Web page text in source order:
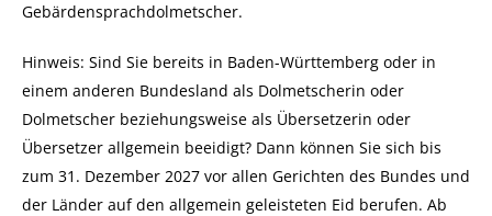
Gebärdensprachdolmetscher.
Hinweis: Sind Sie bereits in Baden-Württemberg oder in
einem anderen Bundesland als Dolmetscherin oder
Dolmetscher beziehungsweise als Übersetzerin oder
Übersetzer allgemein beeidigt? Dann können Sie sich bis
zum 31. Dezember 2027 vor allen Gerichten des Bundes und
der Länder auf den allgemein geleisteten Eid berufen. Ab